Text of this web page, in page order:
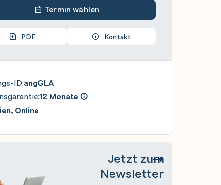
Termin wählen
PDF Kontakt
ID:angGLA
12 Monate
Online
Jetzt zum
Newsletter